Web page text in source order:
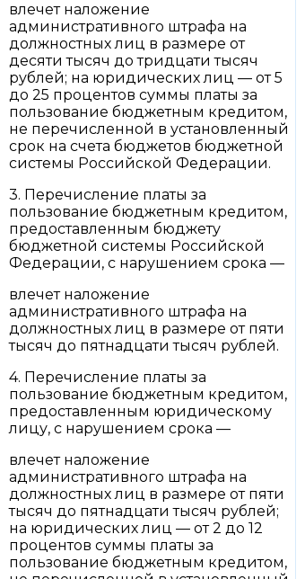
влечет наложение
административного штрафа на
должностных лиц в размере от
десяти тысяч до тридцати тысяч
рублей; на юридических лиц — от 5
до 25 процентов суммы платы за
пользование бюджетным кредитом,
не перечисленной в установленный
срок на счета бюджетов бюджетной
системы Российской Федерации.
3. Перечисление платы за
пользование бюджетным кредитом,
предоставленным бюджету
бюджетной системы Российской
Федерации, с нарушением срока —
влечет наложение
административного штрафа на
должностных лиц в размере от пяти
тысяч до пятнадцати тысяч рублей.
4. Перечисление платы за
пользование бюджетным кредитом,
предоставленным юридическому
лицу, с нарушением срока —
влечет наложение
административного штрафа на
должностных лиц в размере от пяти
тысяч до пятнадцати тысяч рублей;
на юридических лиц — от 2 до 12
процентов суммы платы за
пользование бюджетным кредитом,